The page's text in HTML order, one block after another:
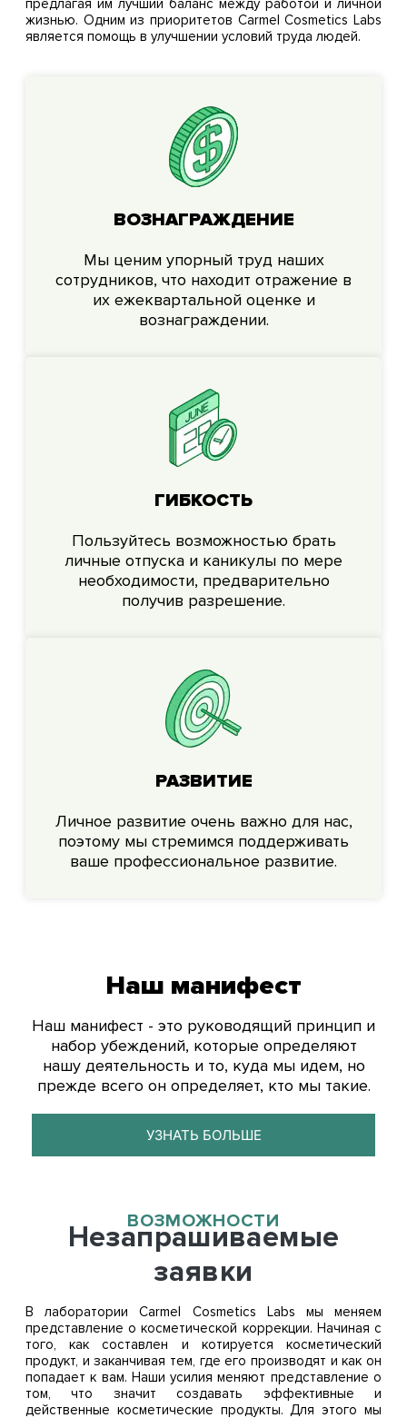
предлагая им лучший баланс между работой и личной
жизнью. Одним из приоритетов Carmel Cosmetics Labs
является помощь в улучшении условий труда людей.
ВОЗНАГРАЖДЕНИЕ
Мы ценим упорный труд наших
сотрудников, что находит отражение в
их ежеквартальной оценке и
вознаграждении.
ГИБКОСТЬ
Пользуйтесь возможностью брать
личные отпуска и каникулы по мере
необходимости, предварительно
получив разрешение.
РАЗВИТИЕ
Личное развитие очень важно для нас,
поэтому мы стремимся поддерживать
ваше профессиональное развитие.
Наш манифест
Наш манифест - это руководящий принцип и
набор убеждений, которые определяют
нашу деятельность и то, куда мы идем, но
прежде всего он определяет, кто мы такие.
УЗНАТЬ БОЛЬШЕ
ВОЗМОЖНОСТИ
Незапрашиваемые
заявки
В лаборатории Carmel Cosmetics Labs мы меняем
представление о косметической коррекции. Начиная с
того, как составлен и котируется косметический
продукт, и заканчивая тем, где его производят и как он
попадает к вам. Наши усилия меняют представление о
том, что значит создавать эффективные и
действенные косметические продукты. Для этого мы